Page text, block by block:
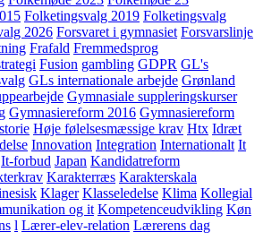
Folketingsvalg 2019 Folketingsvalg
2026 Forsvaret i gymnasiet Forsvarslinje
Frafald Fremmedsprog
Fusion gambling GDPR GL's
GLs internationale arbejde Grønland
Gymnasiale suppleringskurser
Gymnasiereform 2016 Gymnasiereform
Høje følelsesmæssige krav Htx Idræt
Innovation Integration Internationalt It
It-forbud Japan Kandidatreform
Karakterræs Karakterskala
Klager Klasseledelse Klima Kollegial
og it Kompetenceudvikling Køn
l Lærer-elev-relation Lærerens dag